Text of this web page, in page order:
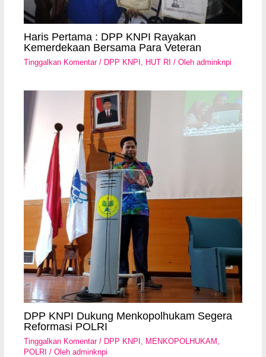
Haris Pertama : DPP KNPI Rayakan
Kemerdekaan Bersama Para Veteran
Tinggalkan Komentar / DPP KNPI HUT RI / Olehadminknpi
DPP KNPI Dukung Menkopolhukam Segera
Reformasi POLRI
Tinggalkan Komentar / DPP KNPI MENKOPOLHUKAM
POLRI / Olehadminknpi